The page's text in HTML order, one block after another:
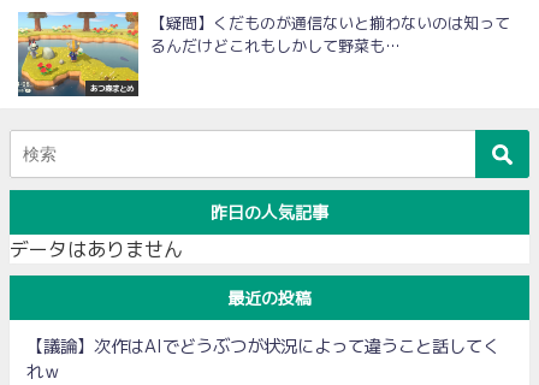
あつ森まとめ
【疑問】くだものが通信ないと揃わないのは知って
るんだけどこれもしかして野菜も…
昨日の人気記事
データはありません
最近の投稿
【議論】次作はAIでどうぶつが状況によって違うこと話してく
れｗ